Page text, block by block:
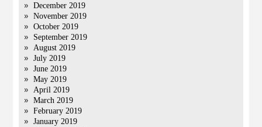
December 2019
November 2019
October 2019
September 2019
August 2019
July 2019
June 2019
May 2019
April 2019
March 2019
February 2019
January 2019